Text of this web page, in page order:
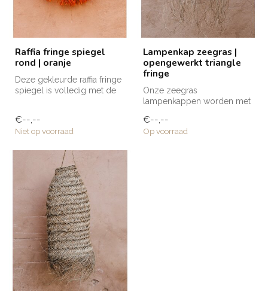
Raffia fringe spiegel
rond | oranje
Deze gekleurde raffia fringe
spiegel is volledig met de
€--,--
Niet op voorraad
Lampenkap zeegras |
opengewerkt triangle
fringe
Onze zeegras
lampenkappen worden met
getalenteerde ambac...
€--,--
Op voorraad